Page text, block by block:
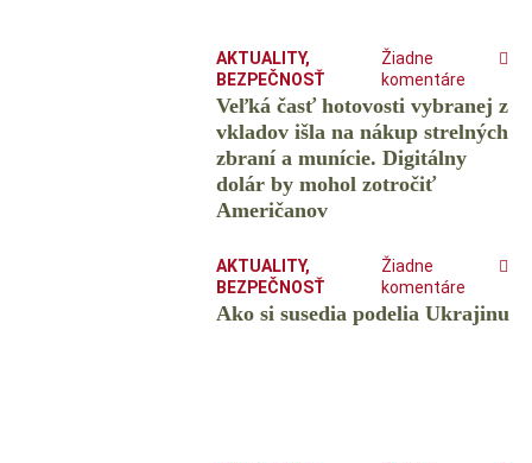
AKTUALITY,
BEZPEČNOSŤ
Žiadne
komentáre
Veľká časť hotovosti vybranej z
vkladov išla na nákup strelných
zbraní a munície. Digitálny
dolár by mohol zotročiť
Američanov
AKTUALITY,
BEZPEČNOSŤ
Žiadne
komentáre
Ako si susedia podelia Ukrajinu